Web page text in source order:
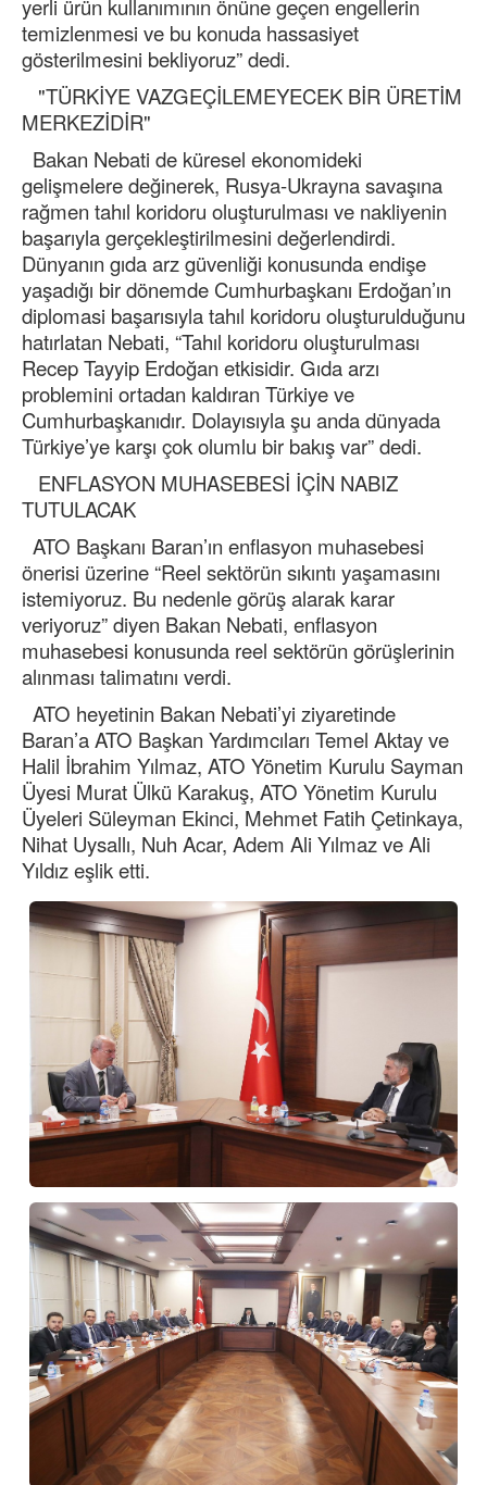
yerli ürün kullanımının önüne geçen engellerin
temizlenmesi ve bu konuda hassasiyet
gösterilmesini bekliyoruz” dedi.
"TÜRKİYE VAZGEÇİLEMEYECEK BİR ÜRETİM
MERKEZİDİR"
Bakan Nebati de küresel ekonomideki
gelişmelere değinerek, Rusya-Ukrayna savaşına
rağmen tahıl koridoru oluşturulması ve nakliyenin
başarıyla gerçekleştirilmesini değerlendirdi.
Dünyanın gıda arz güvenliği konusunda endişe
yaşadığı bir dönemde Cumhurbaşkanı Erdoğan’ın
diplomasi başarısıyla tahıl koridoru oluşturulduğunu
hatırlatan Nebati, “Tahıl koridoru oluşturulması
Recep Tayyip Erdoğan etkisidir. Gıda arzı
problemini ortadan kaldıran Türkiye ve
Cumhurbaşkanıdır. Dolayısıyla şu anda dünyada
Türkiye’ye karşı çok olumlu bir bakış var” dedi.
ENFLASYON MUHASEBESİ İÇİN NABIZ
TUTULACAK
ATO Başkanı Baran’ın enflasyon muhasebesi
önerisi üzerine “Reel sektörün sıkıntı yaşamasını
istemiyoruz. Bu nedenle görüş alarak karar
veriyoruz” diyen Bakan Nebati, enflasyon
muhasebesi konusunda reel sektörün görüşlerinin
alınması talimatını verdi.
ATO heyetinin Bakan Nebati’yi ziyaretinde
Baran’a ATO Başkan Yardımcıları Temel Aktay ve
Halil İbrahim Yılmaz, ATO Yönetim Kurulu Sayman
Üyesi Murat Ülkü Karakuş, ATO Yönetim Kurulu
Üyeleri Süleyman Ekinci, Mehmet Fatih Çetinkaya,
Nihat Uysallı, Nuh Acar, Adem Ali Yılmaz ve Ali
Yıldız eşlik etti.